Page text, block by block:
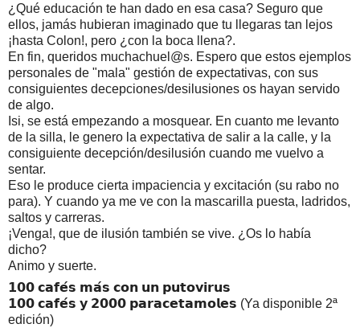
¿Qué educación te han dado en esa casa? Seguro que
ellos, jamás hubieran imaginado que tu llegaras tan lejos
¡hasta Colon!, pero ¿con la boca llena?.
En fin, queridos muchachuel@s. Espero que estos ejemplos
personales de "mala" gestión de expectativas, con sus
consiguientes decepciones/desilusiones os hayan servido
de algo.
Isi, se está empezando a mosquear. En cuanto me levanto
de la silla, le genero la expectativa de salir a la calle, y la
consiguiente decepción/desilusión cuando me vuelvo a
sentar.
Eso le produce cierta impaciencia y excitación (su rabo no
para). Y cuando ya me ve con la mascarilla puesta, ladridos,
saltos y carreras.
¡Venga!, que de ilusión también se vive. ¿Os lo había
dicho?
Animo y suerte.
𝟭𝟬𝟬 𝗰𝗮𝗳𝗲́𝘀 𝗺𝗮́𝘀 𝗰𝗼𝗻 𝘂𝗻 𝗽𝘂𝘁𝗼𝘃𝗶𝗿𝘂𝘀
𝟭𝟬𝟬 𝗰𝗮𝗳𝗲́𝘀 𝘆 𝟮𝟬𝟬𝟬 𝗽𝗮𝗿𝗮𝗰𝗲𝘁𝗮𝗺𝗼𝗹𝗲𝘀 (Ya disponible 2ª
edición)